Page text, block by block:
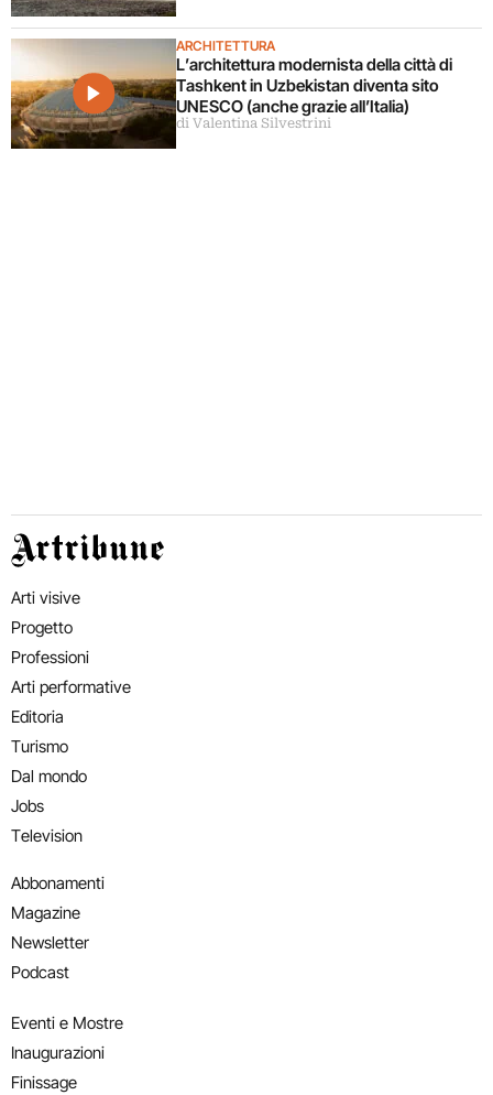
ARCHITETTURA
L’architettura modernista della città di
Tashkent in Uzbekistan diventa sito
UNESCO (anche grazie all’Italia)
di Valentina Silvestrini
Artribune
Arti visive
Progetto
Professioni
Arti performative
Editoria
Turismo
Dal mondo
Jobs
Television
Abbonamenti
Magazine
Newsletter
Podcast
Eventi e Mostre
Inaugurazioni
Finissage